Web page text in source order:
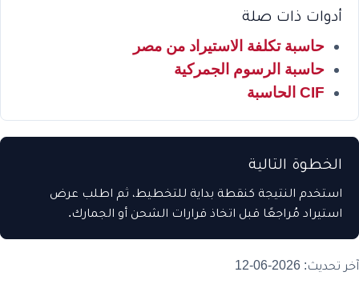
أدوات ذات صلة
حاسبة تكلفة الاستيراد من مصر
حاسبة الرسوم الجمركية
CIF الحاسبة
الخطوة التالية
استخدم النتيجة كنقطة بداية للتخطيط، ثم اطلب عرض
استيراد مُراجعًا قبل اتخاذ قرارات الشحن أو الجمارك.
آخر تحديث: 2026-06-12